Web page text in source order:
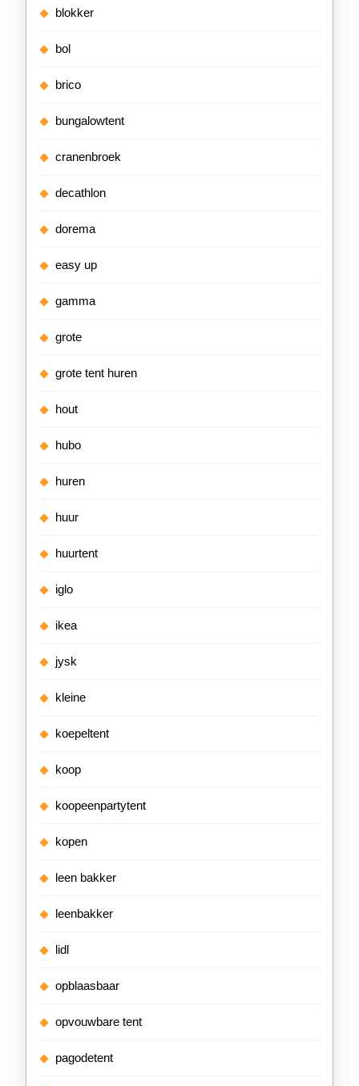
blokker
bol
brico
bungalowtent
cranenbroek
decathlon
dorema
easy up
gamma
grote
grote tent huren
hout
hubo
huren
huur
huurtent
iglo
ikea
jysk
kleine
koepeltent
koop
koopeenpartytent
kopen
leen bakker
leenbakker
lidl
opblaasbaar
opvouwbare tent
pagodetent